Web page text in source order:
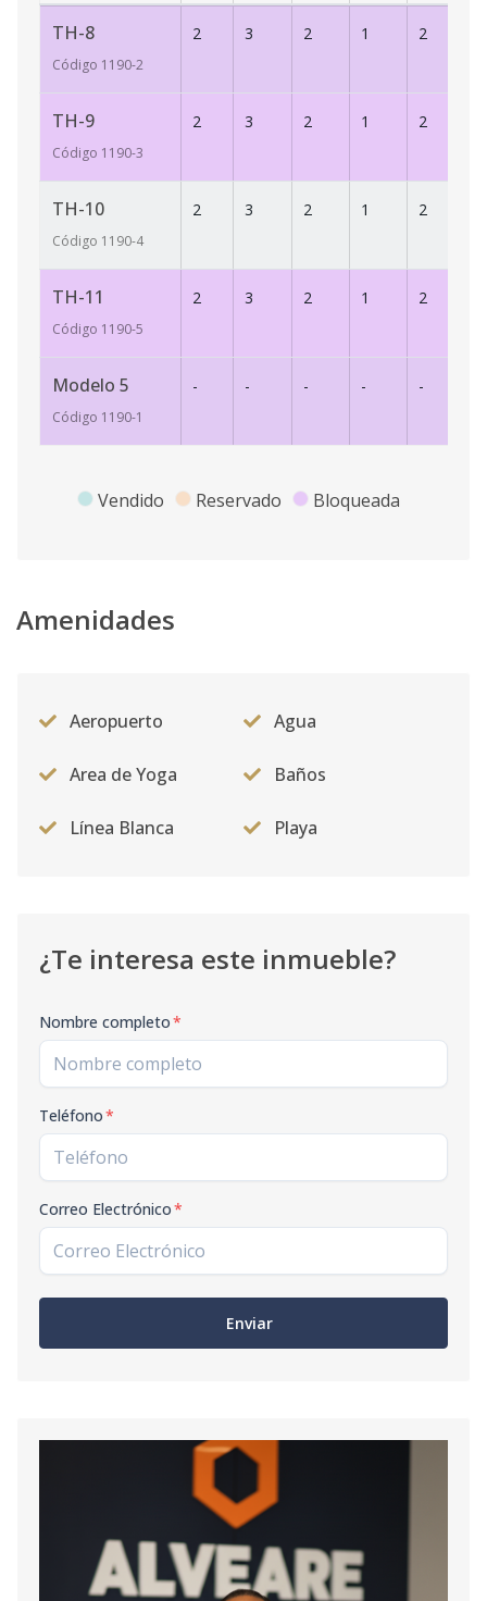
TH-8
Código 1190-2
2 3 2 1 2
TH-9
Código 1190-3
2 3 2 1 2
TH-10
Código 1190-4
2 3 2 1 2
TH-11
Código 1190-5
2 3 2 1 2
Modelo 5
Código 1190-1
- - - - -
Vendido Reservado Bloqueada
Amenidades
Aeropuerto Agua
Area de Yoga Baños
Línea Blanca Playa
¿Te interesa este inmueble?
Nombre completo*
Teléfono*
Correo Electrónico*
Enviar